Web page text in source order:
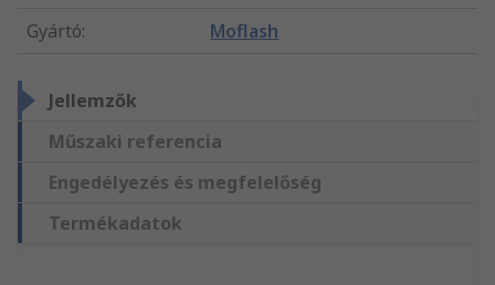
Gyártó: Moflash
Jellemzők
Műszaki referencia
Engedélyezés és megfelelőség
Termékadatok